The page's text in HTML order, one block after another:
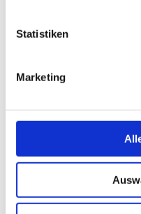
Statistiken
Marketing
Unsere Produktion wird
TÜV Rheinland Industrie
unabhängiger
verständliche und
Baumusterprüfungen